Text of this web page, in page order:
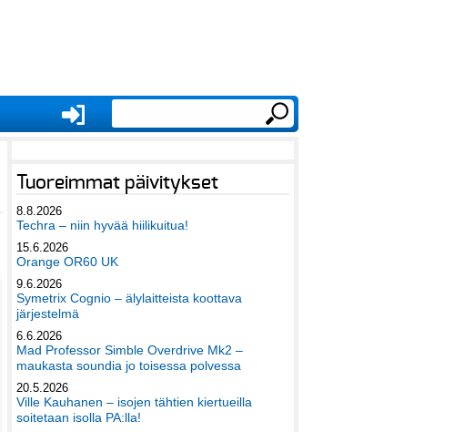
Tuoreimmat päivitykset
8.8.2026
Techra – niin hyvää hiilikuitua!
15.6.2026
Orange OR60 UK
9.6.2026
Symetrix Cognio – älylaitteista koottava
järjestelmä
6.6.2026
Mad Professor Simble Overdrive Mk2 –
maukasta soundia jo toisessa polvessa
20.5.2026
Ville Kauhanen – isojen tähtien kiertueilla
soitetaan isolla PA:lla!